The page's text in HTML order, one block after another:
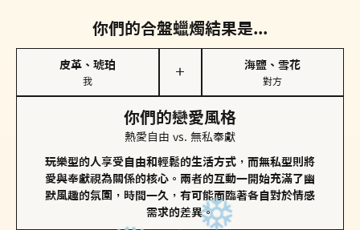
你們的合盤蠟燭結果是...
皮革、琥珀
我
＋
海鹽、雪花
對方
你們的戀愛風格
熱愛自由 vs. 無私奉獻
玩樂型的人享受自由和輕鬆的生活方式，而無私型則將
愛與奉獻視為關係的核心。兩者的互動一開始充滿了幽
默風趣的氛圍，時間一久，有可能面臨著各自對於情感
需求的差異。